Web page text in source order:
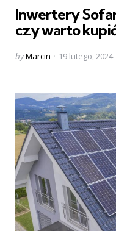
Inwertery
czy warto
Posted
byMarcin 19 lutego, 2024